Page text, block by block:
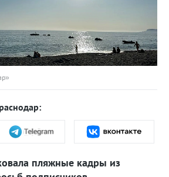
пляжные кадры из